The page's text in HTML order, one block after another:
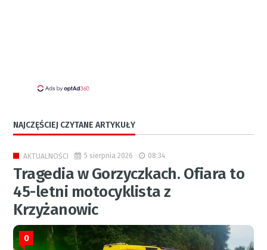
NAJCZĘŚCIEJ CZYTANE ARTYKUŁY
AKTUALNOŚCI 5 sierpnia 2026 08:34
Tragedia w Gorzyczkach. Ofiara to
45-letni motocyklista z
Krzyżanowic
0